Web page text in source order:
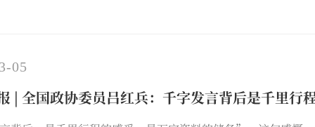
05
| 全国政协委员吕红兵：千字发言背后是千里行